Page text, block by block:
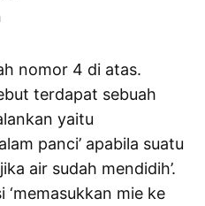
nomor 4 di atas.
terdapat sebuah
yaitu
panci’ apabila suatu
air sudah mendidih’.
mie ke